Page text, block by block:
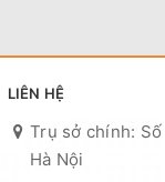
LIÊN HỆ
Trụ sở chính:
Hà Nội